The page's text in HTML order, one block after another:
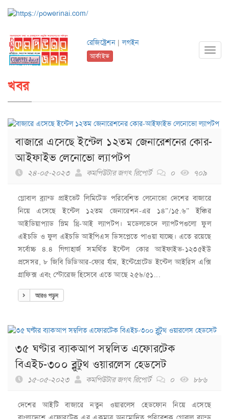
রেজিষ্ট্রেশন |লগইন
আর্কাইভ
খবর
বাজারে এসেছে ইন্টেল ১২তম জেনারেশনের কোর-
আইফাইভ লেনোভো ল্যাপটপ
২৪-০৫-২০২৩ কমপিউটার জগৎ রিপোর্ট ০ ৭০৯
গ্লোবাল ব্র্যান্ড প্রাইভেট লিমিটেড পরিবেশিত লেনোভো দেশের বাজারে
নিয়ে এসেছে ইন্টেল ১২তম জেনারেশন-এর ১৪”/১৫.৬” ইঞ্চির
আইডিয়াপ্যাড স্লিম থ্রি-আই ল্যাপটপ। মডেলভেদে ল্যাপটপগুলো ফুল
এইচডি ও ফুল এইচডি আইপিএস ডিসপ্লেতে পাওয়া যাচ্ছে। এতে রয়েছে
সর্বোচ্চ ৪.৪ গিগাহার্জ সমর্থিত ইন্টেল কোর আইফাইভ-১২৩৫ইউ
প্রসেসর, ৮ জিবি ডিডিআর-ফোর র্যাম, ইন্টেগ্রেটেড ইন্টেল আইরিস এক্সি
গ্রাফিক্স এবং স্টোরেজ হিসেবে এতে আছে ২৫৬/৫১...
আরও পড়ুন
৩৫ ঘণ্টার ব্যাকআপ সম্বলিত এফোরটেক
বিএইচ-৩০০ ব্লুটুথ ওয়ারলেস হেডসেট
১৫-০৫-২০২৩ কমপিউটার জগৎ রিপোর্ট ০ ৮৮৬
দেশের আইটি বাজারে নতুন ওয়ারলেস হেডফোন নিয়ে এসেছে